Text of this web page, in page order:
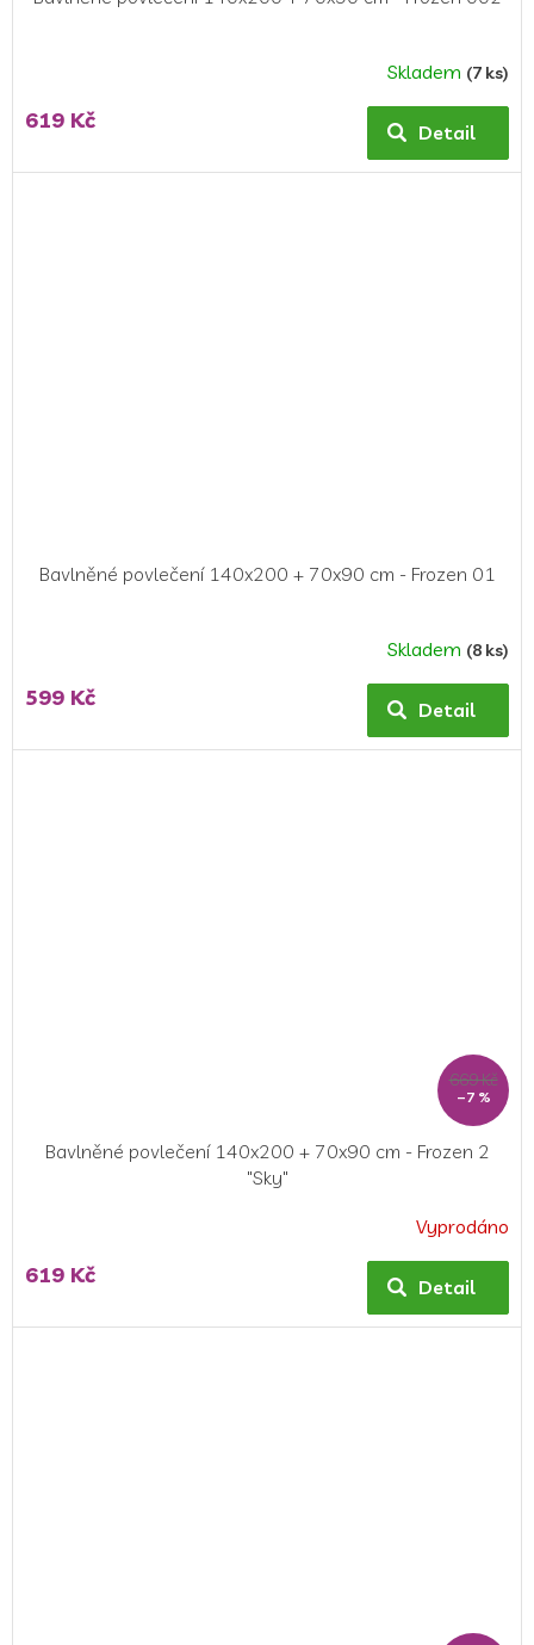
Skladem (7 ks)
619 Kč Detail
Bavlněné povlečení 140x200 + 70x90 cm - Frozen 01
produktu
Skladem (8 ks)
599 Kč Detail
669 Kč
–7 %
Bavlněné povlečení 140x200 + 70x90 cm - Frozen 2
"Sky"
produktu
Vyprodáno
619 Kč Detail